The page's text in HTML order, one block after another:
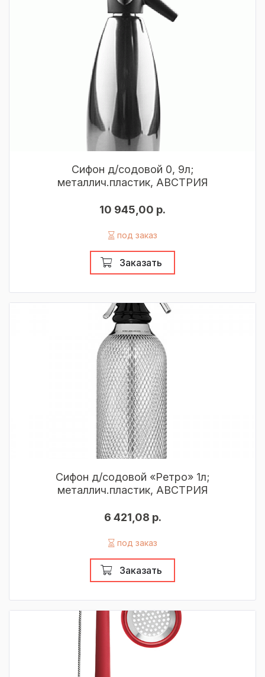
Сифон д/содовой 0, 9л;
металлич.пластик, АВСТРИЯ
10 945,00 р.
под заказ
Заказать
Сифон д/содовой «Ретро» 1л;
металлич.пластик, АВСТРИЯ
6 421,08 р.
под заказ
Заказать